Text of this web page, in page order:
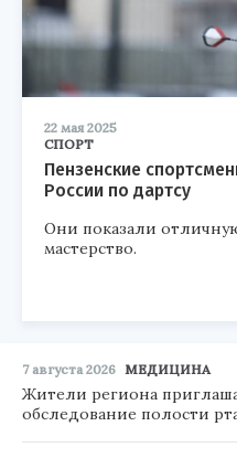
22 мая 2025
СПОРТ
Пензенские
России по дартсу
Они показали
мастерство.
7 августа 2026 МЕДИЦИНА
Жители региона
обследование полости